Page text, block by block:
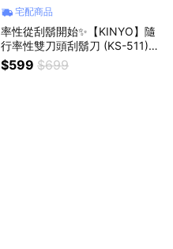
宅配商品
率性從刮鬍開始✨【KINYO】隨
行率性雙刀頭刮鬍刀 (KS-511) I
PX6高壓水洗 充插兩用 父親節
禮物 生日禮物
$599 $699